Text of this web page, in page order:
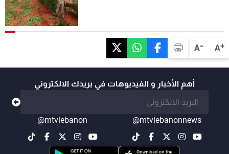
A+
A-
أهم الأخبار و الفيديوهات في بريدك الالكتروني
@mtvlebanonnews
@mtvlebanon